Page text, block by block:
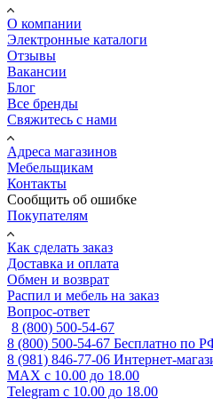
О компании
Электронные каталоги
Отзывы
Вакансии
Блог
Все бренды
Свяжитесь с нами
Адреса магазинов
Мебельщикам
Контакты
Сообщить об ошибке
Покупателям
Как сделать заказ
Доставка и оплата
Обмен и возврат
Распил и мебель на заказ
Вопрос-ответ
8 (800) 500-54-67
8 (800) 500-54-67 Бесплатно по
8 (981) 846-77-06 Интернет-
MAX с 10.00 до 18.00
Telegram с 10.00 до 18.00